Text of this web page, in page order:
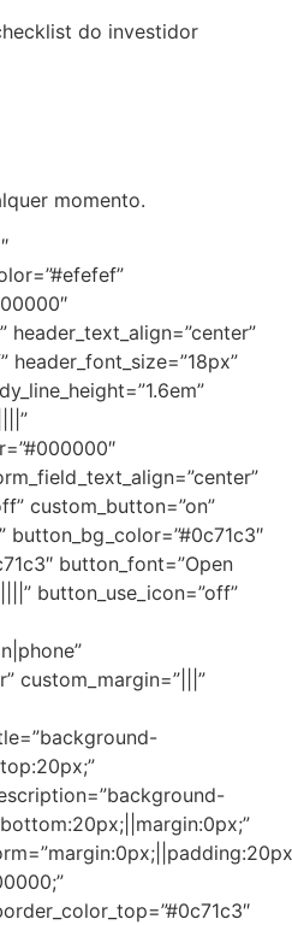
do investidor
momento.
custom_button=”on”
button_font=”Open
button_use_icon=”off”
custom_margin=”|||”